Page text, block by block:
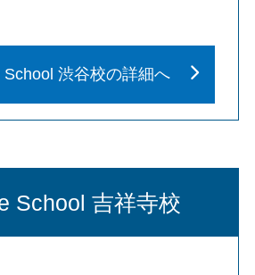
渋谷校の詳細へ
School 吉祥寺校